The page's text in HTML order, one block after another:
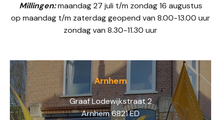
Millingen:maandag 27 juli t/m zondag 16 augustus
op maandag t/m zaterdag geopend van 8.00-13.00 uur
zondag van 8.30-11.30 uur
Arnhem
Graaf Lodewijkstraat 2
Arnhem 6821 ED